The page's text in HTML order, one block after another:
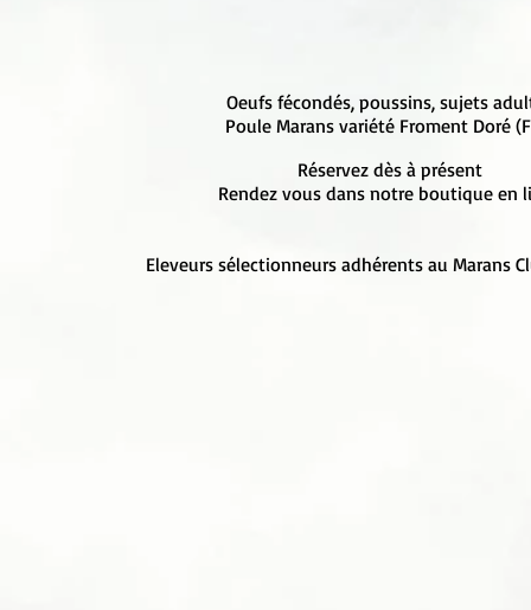
Oeufs fécondés, poussins, sujets
Poule Marans variété Froment Doré
Réservez dès à présent
Rendez vous dans notre boutique en
Eleveurs sélectionneurs adhérents au Marans